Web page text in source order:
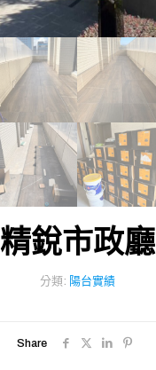
精銳市政廳
分類: 陽台實績
Share